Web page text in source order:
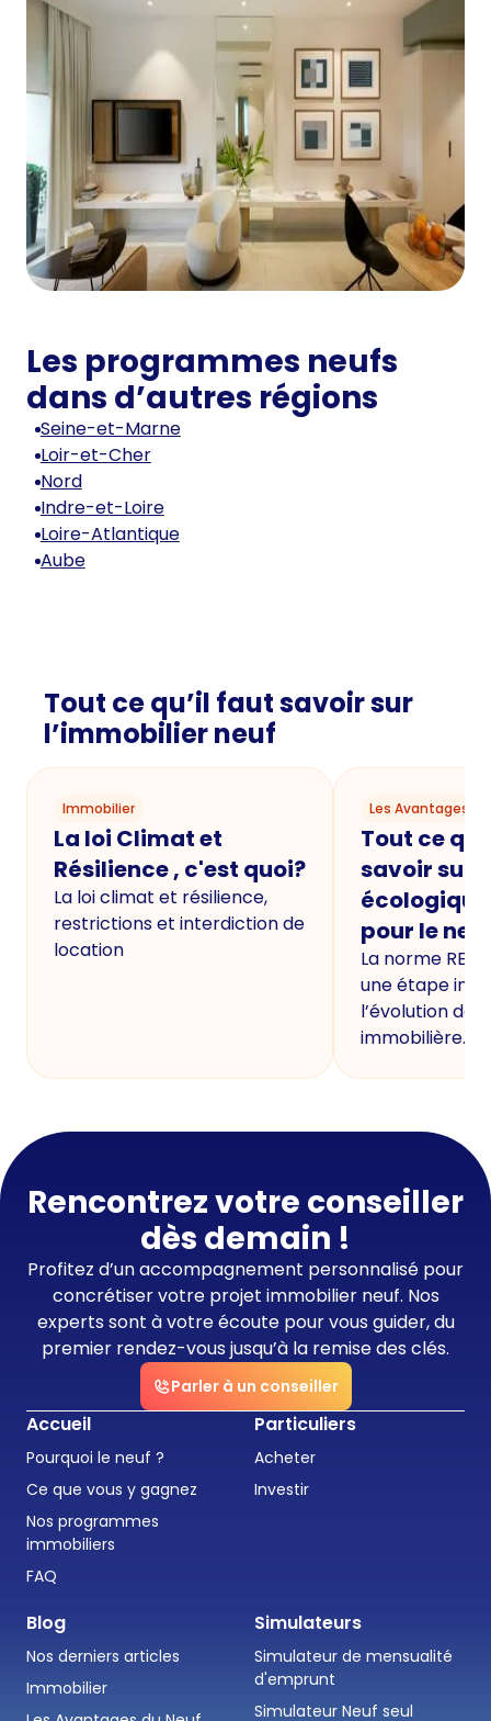
Les programmes neufs
dans d’autres régions
Seine-et-Marne
Loir-et-Cher
Nord
Indre-et-Loire
Loire-Atlantique
Aube
Tout ce qu’il faut savoir sur
l’immobilier neuf
Immobilier
La loi Climat et
Résilience , c'est quoi?
La loi climat et résilience,
restrictions et interdiction de
location
Les Avantages
Tout ce
savoir sur
écologique
pour le
La norme
une étape
l’évolution de
immobilière.
Rencontrez votre conseiller
dès demain !
Profitez d’un accompagnement personnalisé pour
concrétiser votre projet immobilier neuf. Nos
experts sont à votre écoute pour vous guider, du
premier rendez-vous jusqu’à la remise des clés.
Parler à un conseiller
Accueil
Pourquoi le neuf ?
Ce que vous y gagnez
Nos programmes
immobiliers
FAQ
Particuliers
Acheter
Investir
Blog
Nos derniers articles
Immobilier
Simulateurs
Simulateur de mensualité
d'emprunt
Simulateur Neuf seul